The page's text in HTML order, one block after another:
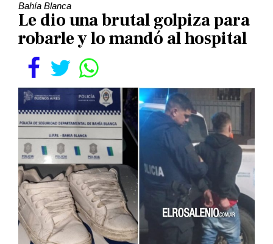
Bahía Blanca
Le dio una brutal golpiza para
robarle y lo mandó al hospital